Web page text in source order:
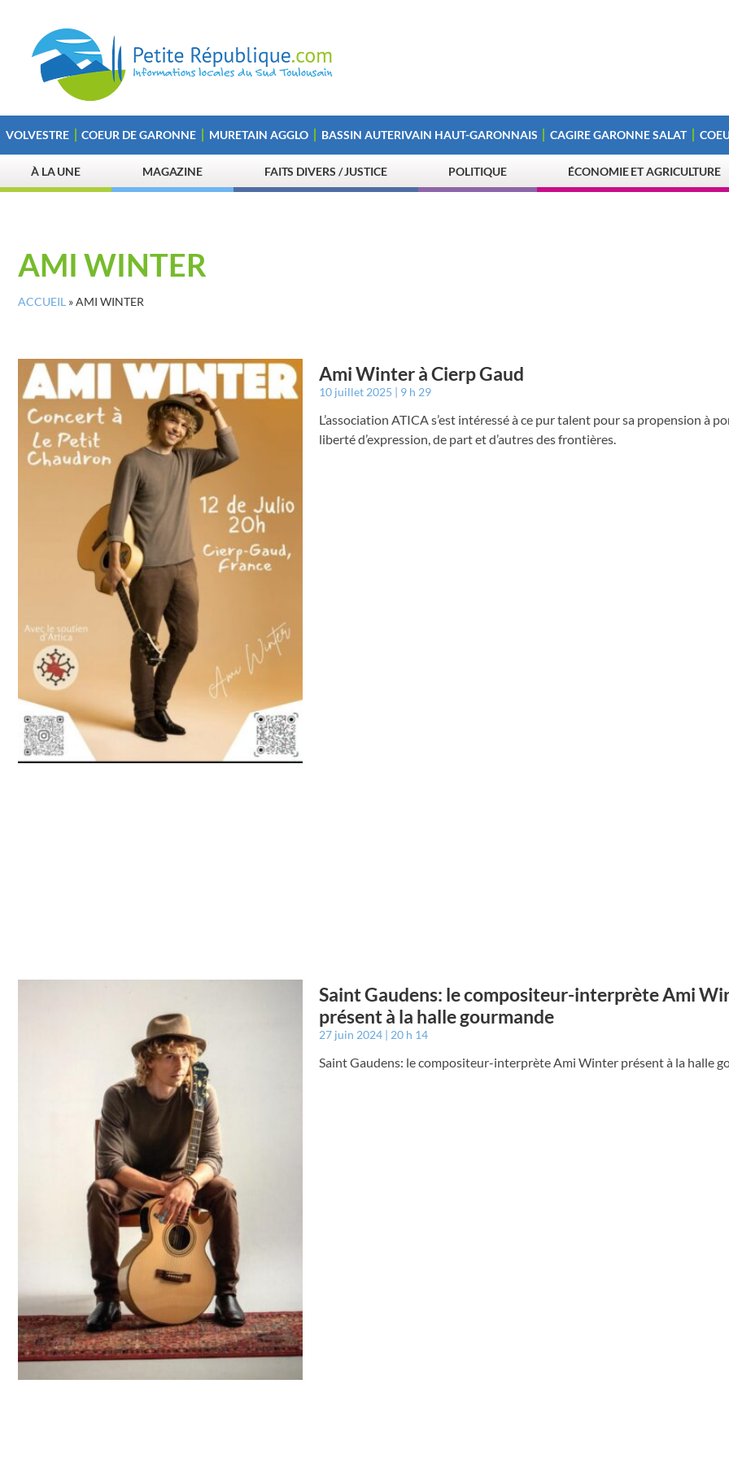
VOLVESTRE COEUR DE GARONNE MURETAIN AGGLO BASSIN AUTERIVAIN HAUT-GARONNAIS CAGIRE GARONNE SALAT
À LA UNE MAGAZINE FAITS DIVERS / JUSTICE POLITIQUE ÉCONOMIE ET AGRICULTURE
AMI WINTER
ACCUEIL »AMI WINTER
Ami Winter à Cierp Gaud
10 juillet 2025 9 h 29
L’association ATICA s’est intéressé à ce pur talent pour sa propension à
liberté d’expression, de part et d’autres des frontières.
Saint Gaudens: le compositeur-interprète Ami
présent à la halle gourmande
27 juin 2024 20 h 14
Saint Gaudens: le compositeur-interprète Ami Winter présent à la halle